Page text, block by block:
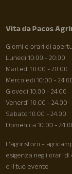
Vita da Pacos
Giorni e orari di
Lunedì 10:00 - 20:00
Martedì 10:00 - 20:00
Mercoledì 10:00 -
Giovedì 10:00 - 24:00
Venerdì 10:00 - 24.00
Sabato 10.00 - 24.00
Domenica 10.00 -
L'agriristoro -
esigenza negli orari
o il tuo evento